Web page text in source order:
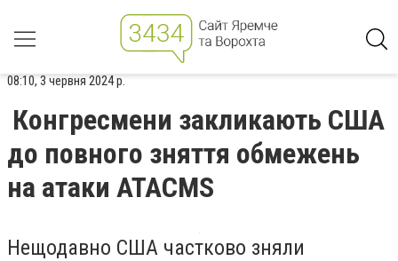
08:10, 3 червня 2024 р.
Конгресмени закликають США
до повного зняття обмежень
на атаки ATACMS
Нещодавно США частково зняли